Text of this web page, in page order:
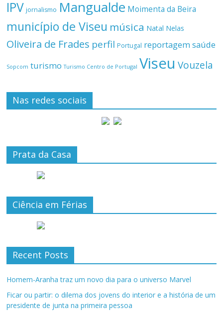
IPV jornalismo Mangualde Moimenta da Beira
município de Viseu música Natal Nelas
Oliveira de Frades perfil Portugal reportagemsaúde
Sopcom turismo Turismo Centro de Portugal Viseu Vouzela
Nas redes sociais
Prata da Casa
Ciência em Férias
Recent Posts
Homem-Aranha traz um novo dia para o universo Marvel
Ficar ou partir: o dilema dos jovens do interior e a história de um
presidente de junta na primeira pessoa